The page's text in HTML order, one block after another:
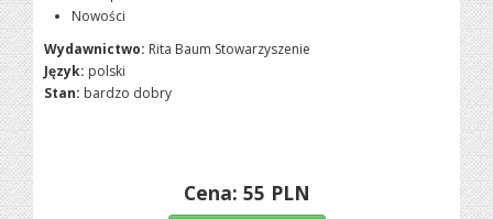
Nowości
Wydawnictwo: Rita Baum Stowarzyszenie
Język: polski
Stan: bardzo dobry
Cena: 55 PLN